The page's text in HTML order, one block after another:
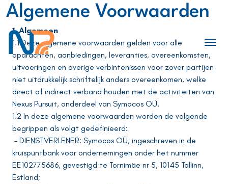
Algemene Voorwaarden
1. Algemeen
1.1 Deze algemene voorwaarden gelden voor alle
opdrachten, aanbiedingen, leveranties, overeenkomsten,
uitvoeringen en overige verbintenissen voor zover partijen
niet uitdrukkelijk schriftelijk anders overeenkomen, welke
direct of indirect verband houden met de activiteiten van
Nexus Pursuit, onderdeel van Symocos OÜ.
1.2 In deze algemene voorwaarden worden de volgende
begrippen als volgt gedefinieerd:
– DIENSTVERLENER: Symocos OÜ, ingeschreven in de
kruispuntbank voor ondernemingen onder het nummer
EE102775686, gevestigd te Tornimäe nr 5, 10145 Tallinn,
Estland;